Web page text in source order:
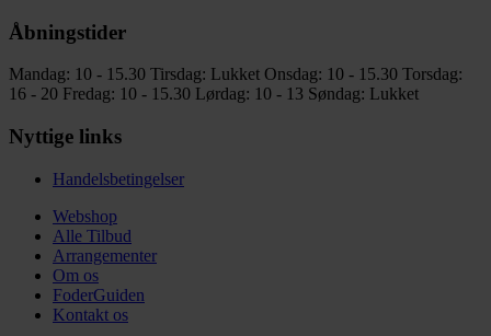
Åbningstider
Mandag: 10 - 15.30 Tirsdag: Lukket Onsdag: 10 - 15.30 Torsdag:
16 - 20 Fredag: 10 - 15.30 Lørdag: 10 - 13 Søndag: Lukket
Nyttige links
Handelsbetingelser
Webshop
Alle Tilbud
Arrangementer
Om os
FoderGuiden
Kontakt os